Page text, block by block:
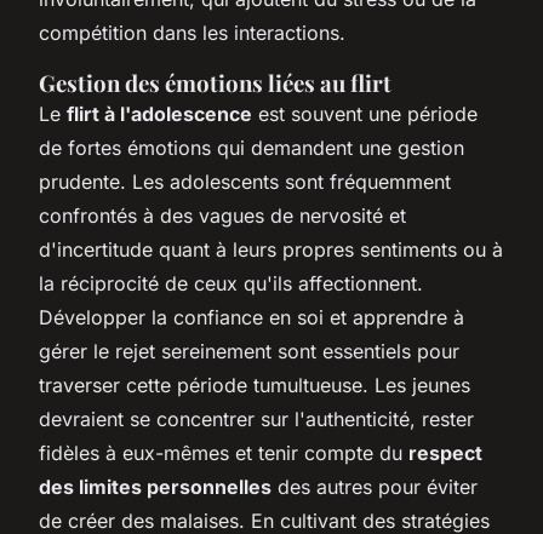
compétition dans les interactions.
Gestion des émotions liées au flirt
Le flirt à l'adolescence est souvent une période
de fortes émotions qui demandent une gestion
prudente. Les adolescents sont fréquemment
confrontés à des vagues de nervosité et
d'incertitude quant à leurs propres sentiments ou à
la réciprocité de ceux qu'ils affectionnent.
Développer la confiance en soi et apprendre à
gérer le rejet sereinement sont essentiels pour
traverser cette période tumultueuse. Les jeunes
devraient se concentrer sur l'authenticité, rester
fidèles à eux-mêmes et tenir compte du respect
des limites personnelles des autres pour éviter
de créer des malaises. En cultivant des stratégies